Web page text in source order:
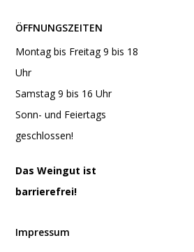
ÖFFNUNGSZEITEN
Montag bis Freitag 9 bis 18
Uhr
Samstag 9 bis 16 Uhr
Sonn- und Feiertags
geschlossen!
Das Weingut ist
barrierefrei!
Impressum